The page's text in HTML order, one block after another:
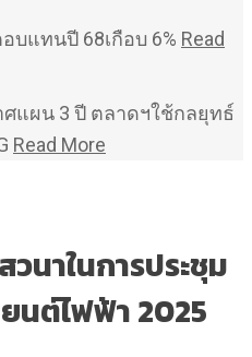
บแทนปี 68เกือบ 6% Read
ศแผน 3 ปี ตลาดฯใช้กลยุทธ์
Read More
วนาในการประชุม
นต์ไฟฟ้า 2025